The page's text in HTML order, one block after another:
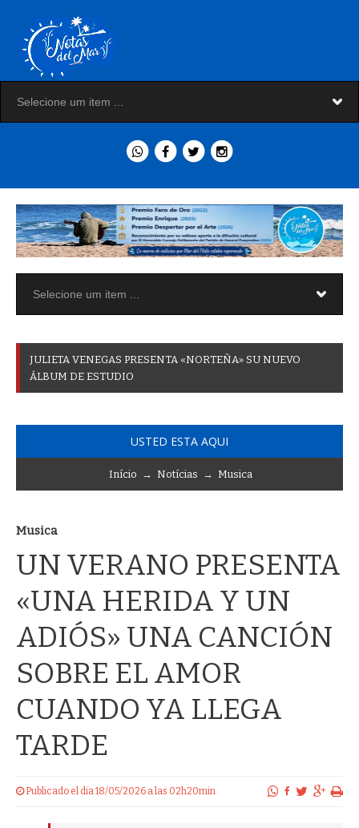
JULIETA VENEGAS PRESENTA «NORTEÑA» SU NUEVO
ÁLBUM DE ESTUDIO
USTED ESTA AQUI
Início → Notícias → Musica
Musica
UN VERANO PRESENTA
«UNA HERIDA Y UN
ADIÓS» UNA CANCIÓN
SOBRE EL AMOR
CUANDO YA LLEGA
TARDE
Publicado el dia 18/05/2026 a las 02h20min